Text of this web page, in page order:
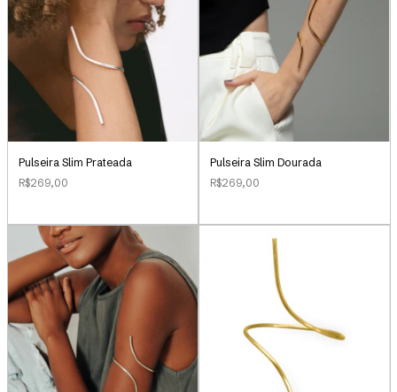
Pulseira Slim Prateada
R$269,00
Pulseira Slim Dourada
R$269,00